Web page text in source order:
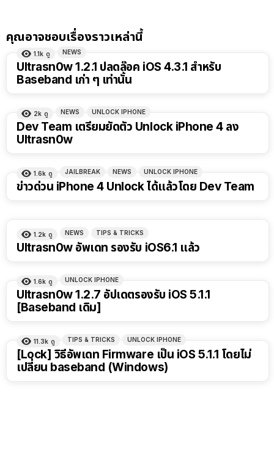
คุณอาจชอบเรื่องราวเหล่านี้
1.1k ดู NEWS
Ultrasn0w 1.2.1 ปลดล๊อค iOS 4.3.1 สำหรับ
Baseband เก่า ๆ เท่านั้น
2k ดู NEWS UNLOCK IPHONE
Dev Team เตรียมยัดตัว Unlock iPhone 4 ลง
Ultrasn0w
1.6k ดู JAILBREAK NEWS UNLOCK IPHONE
ข่าวด่วน iPhone 4 Unlock ได้แล้วโดย Dev Team
1.2k ดู NEWS TIPS & TRICKS
Ultrasn0w อัพเดท รองรับ iOS6.1 แล้ว
1.6k ดู UNLOCK IPHONE
Ultrasn0w 1.2.7 อัปเดตรองรับ iOS 5.1.1
[Baseband เดิม]
11.3k ดู TIPS & TRICKS UNLOCK IPHONE
[Lock] วิธีอัพเดท Firmware เป็น iOS 5.1.1 โดยไม่
เปลี่ยน baseband (Windows)